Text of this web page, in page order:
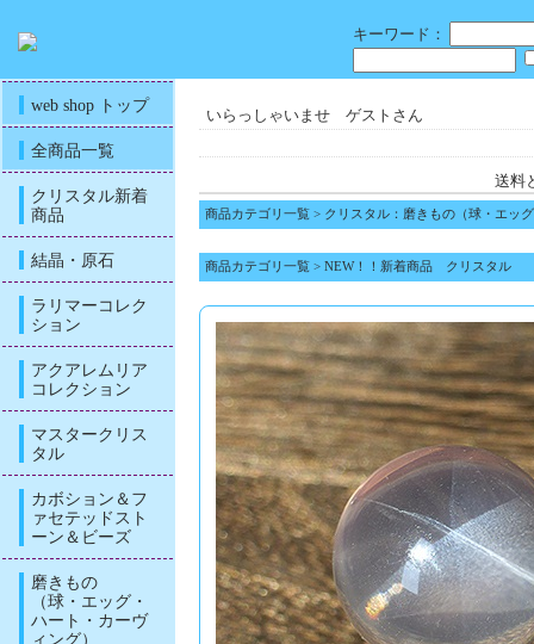
キーワード：
web shop トップ
全商品一覧
クリスタル新着
商品
結晶・原石
ラリマーコレク
ション
アクアレムリア
コレクション
マスタークリス
タル
カボション＆フ
ァセテッドスト
ーン＆ビーズ
磨きもの
（球・エッグ・
ハート・カーヴ
ィング）
いらっしゃいませ ゲストさん
送料
商品カテゴリ一覧 > クリスタル：磨きもの（球・エッ
商品カテゴリ一覧 > NEW！！新着商品 クリスタル